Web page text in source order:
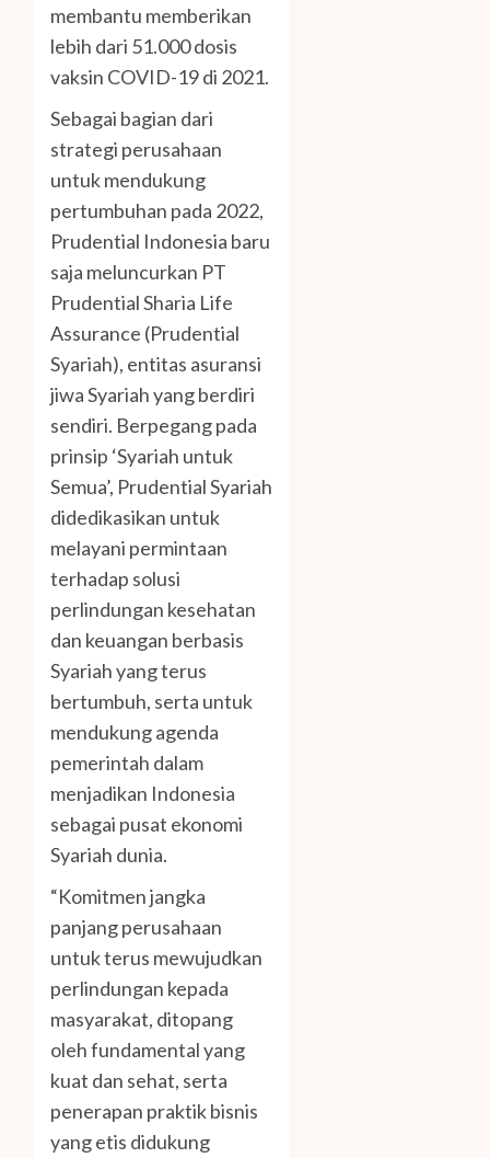
membantu memberikan
lebih dari 51.000 dosis
vaksin COVID-19 di 2021.
Sebagai bagian dari
strategi perusahaan
untuk mendukung
pertumbuhan pada 2022,
Prudential Indonesia baru
saja meluncurkan PT
Prudential Sharia Life
Assurance (Prudential
Syariah), entitas asuransi
jiwa Syariah yang berdiri
sendiri. Berpegang pada
prinsip ‘Syariah untuk
Semua’, Prudential Syariah
didedikasikan untuk
melayani permintaan
terhadap solusi
perlindungan kesehatan
dan keuangan berbasis
Syariah yang terus
bertumbuh, serta untuk
mendukung agenda
pemerintah dalam
menjadikan Indonesia
sebagai pusat ekonomi
Syariah dunia.
“Komitmen jangka
panjang perusahaan
untuk terus mewujudkan
perlindungan kepada
masyarakat, ditopang
oleh fundamental yang
kuat dan sehat, serta
penerapan praktik bisnis
yang etis didukung